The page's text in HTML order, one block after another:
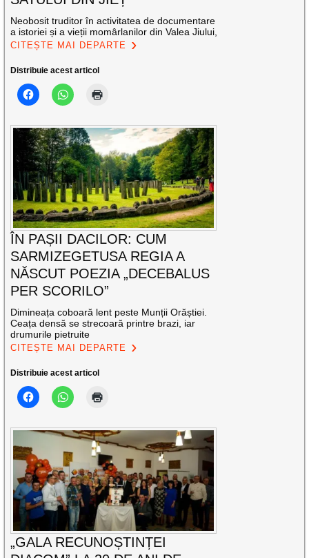
Neobosit truditor în activitatea de documentare
a istoriei și a vieții momârlanilor din Valea Jiului,
CITEȘTE MAI DEPARTE
Distribuie acest articol
ÎN PAȘII DACILOR: CUM
SARMIZEGETUSA REGIA A
NĂSCUT POEZIA „DECEBALUS
PER SCORILO”
Dimineața coboară lent peste Munții Orăștiei.
Ceața densă se strecoară printre brazi, iar
drumurile pietruite
CITEȘTE MAI DEPARTE
Distribuie acest articol
„GALA RECUNOȘTINȚEI